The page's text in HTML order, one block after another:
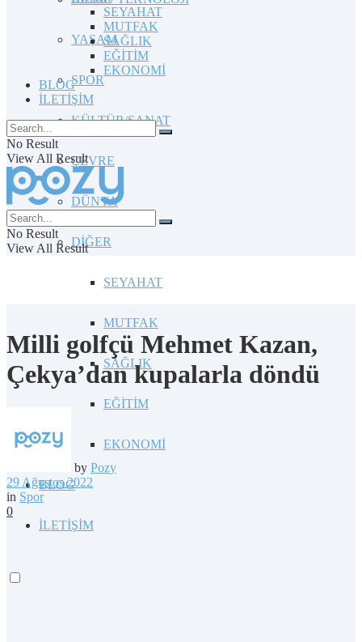
YAŞAM
SPOR
KÜLTÜR/SANAT
ÇEVRE
DÜNYA
DİĞER
SEYAHAT
MUTFAK
SAĞLIK
EĞİTİM
EKONOMİ
BLOG
İLETİŞİM
SEYAHAT
MUTFAK
SAĞLIK
EĞİTİM
EKONOMİ
BLOG
İLETİŞİM
No Result
View All Result
No Result
View All Result
Milli golfçü Mehmet Kazan,
Çekya’dan kupalarla döndü
by Pozy
29 Ağustos 2022
in Spor
0